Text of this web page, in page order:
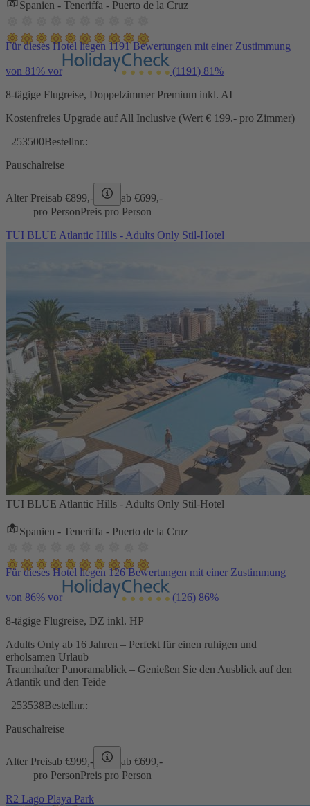
Spanien - Teneriffa - Puerto de la Cruz
Für dieses Hotel liegen 1191 Bewertungen mit einer Zustimmung
von 81% vor (1191) 81%
8-tägige Flugreise, Doppelzimmer Premium inkl. AI
Kostenfreies Upgrade auf All Inclusive (Wert € 199.- pro Zimmer)
253500Bestellnr.:
Pauschalreise
Alter Preisab €899,- ab €699,-
pro PersonPreis pro Person
TUI BLUE Atlantic Hills - Adults Only Stil-Hotel
TUI BLUE Atlantic Hills - Adults Only Stil-Hotel
Spanien - Teneriffa - Puerto de la Cruz
Für dieses Hotel liegen 126 Bewertungen mit einer Zustimmung
von 86% vor (126) 86%
8-tägige Flugreise, DZ inkl. HP
Adults Only ab 16 Jahren – Perfekt für einen ruhigen und
erholsamen Urlaub
Traumhafter Panoramablick – Genießen Sie den Ausblick auf den
Atlantik und den Teide
253538Bestellnr.:
Pauschalreise
Alter Preisab €999,- ab €699,-
pro PersonPreis pro Person
R2 Lago Playa Park